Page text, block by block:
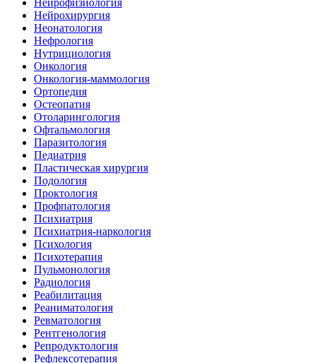
Нейрохирургия
Неонатология
Нефрология
Нутрициология
Онкология
Онкология-маммология
Ортопедия
Остеопатия
Отоларингология
Офтальмология
Паразитология
Педиатрия
Пластическая хирургия
Подология
Проктология
Профпатология
Психиатрия
Психиатрия-наркология
Психология
Психотерапия
Пульмонология
Радиология
Реабилитация
Реаниматология
Ревматология
Рентгенология
Репродуктология
Рефлексотерапия